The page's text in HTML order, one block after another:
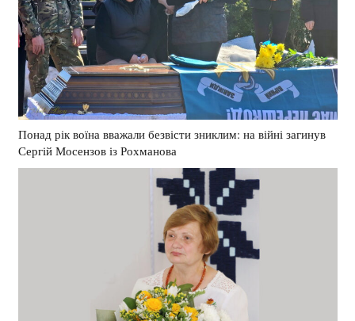
Понад рік воїна вважали безвісти зниклим: на війні загинув
Сергій Мосензов із Рохманова